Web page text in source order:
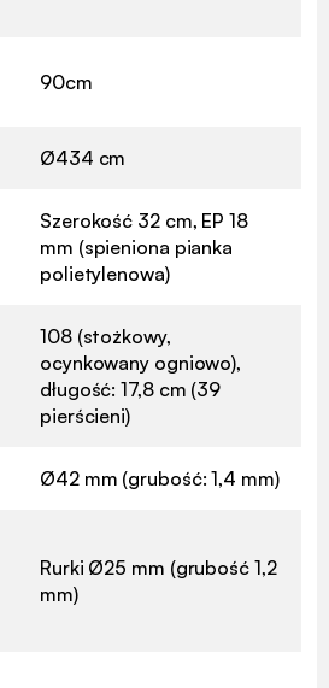
90cm
Ø434 cm
Szerokość 32 cm, EP 18
mm (spieniona pianka
polietylenowa)
108 (stożkowy,
ocynkowany ogniowo),
długość: 17,8 cm (39
pierścieni)
Ø42 mm (grubość: 1,4 mm)
Rurki Ø25 mm (grubość 1,2
mm)